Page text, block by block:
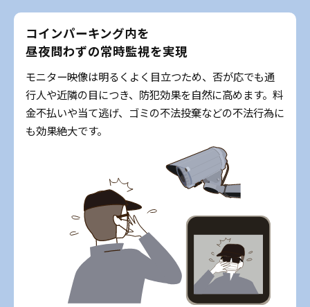
コインパーキング内を
昼夜問わずの常時監視を実現
モニター映像は明るくよく目立つため、否が応でも通
行人や近隣の目につき、防犯効果を自然に高めます。料
金不払いや当て逃げ、ゴミの不法投棄などの不法行為に
も効果絶大です。